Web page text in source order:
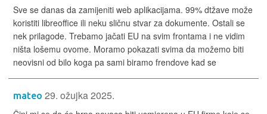
Sve se danas da zamijeniti web aplikacijama. 99% dtžave može
koristiti libreoffice ili neku sličnu stvar za dokumente. Ostali se
nek prilagode. Trebamo jačati EU na svim frontama i ne vidim
ništa lošemu ovome. Moramo pokazati svima da možemo biti
neovisni od bilo koga pa sami biramo frendove kad se
mateo 29. ožujka 2025.